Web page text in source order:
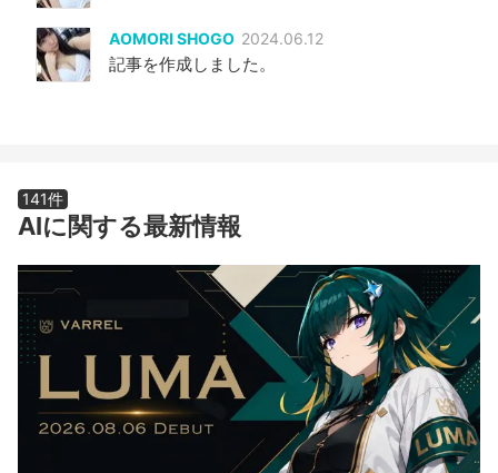
AOMORI SHOGO 2024.06.12
記事を作成しました。
141件
AIに関する最新情報